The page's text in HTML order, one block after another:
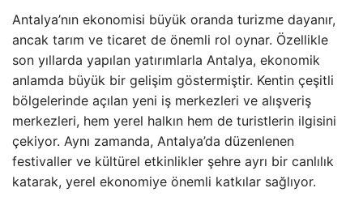
Antalya’nın ekonomisi büyük oranda turizme dayanır,
ancak tarım ve ticaret de önemli rol oynar. Özellikle
son yıllarda yapılan yatırımlarla Antalya, ekonomik
anlamda büyük bir gelişim göstermiştir. Kentin çeşitli
bölgelerinde açılan yeni iş merkezleri ve alışveriş
merkezleri, hem yerel halkın hem de turistlerin ilgisini
çekiyor. Aynı zamanda, Antalya’da düzenlenen
festivaller ve kültürel etkinlikler şehre ayrı bir canlılık
katarak, yerel ekonomiye önemli katkılar sağlıyor.